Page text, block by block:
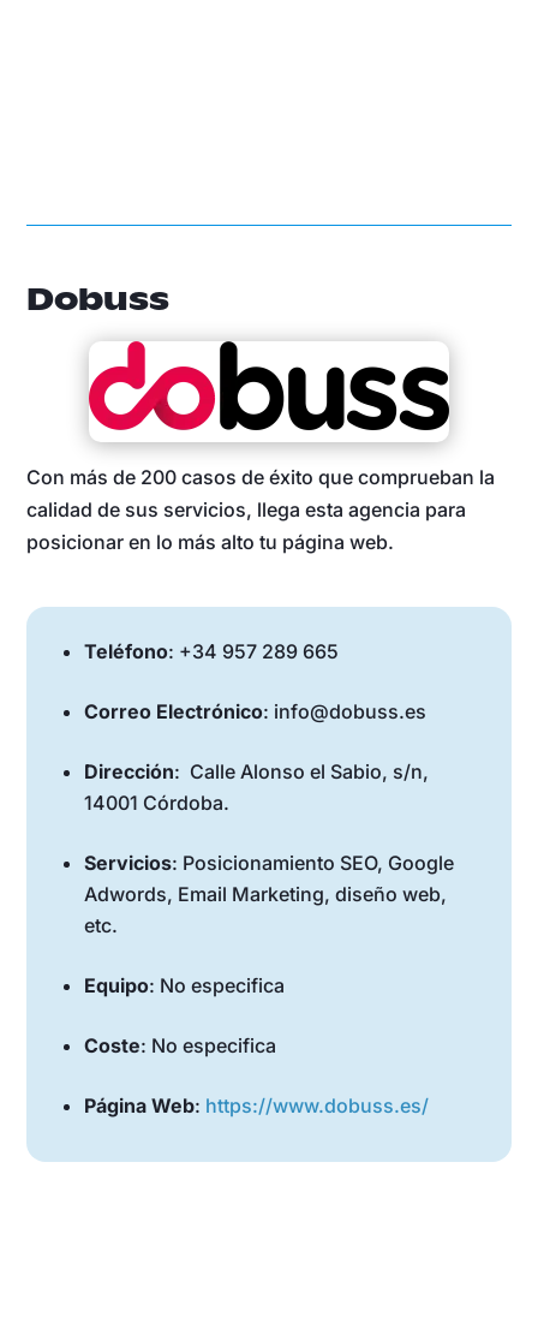
Dobuss
Con más de 200 casos de éxito que comprueban la
calidad de sus servicios, llega esta agencia para
posicionar en lo más alto tu página web.
Teléfono: +34 957 289 665
Correo Electrónico: info@dobuss.es
Dirección: Calle Alonso el Sabio, s/n,
14001 Córdoba.
Servicios: Posicionamiento SEO, Google
Adwords, Email Marketing, diseño web,
etc.
Equipo: No especifica
Coste: No especifica
Página Web: https://www.dobuss.es/